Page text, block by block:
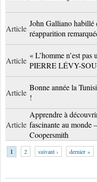
Article
John Galliano habillé
réapparition
Article
« L’homme n’est
PIERRE LÉVY-
Article
Bonne année la
!
Article
Apprendre à
fascinante au monde
Coopersmith
1 2 suivant › dernier »